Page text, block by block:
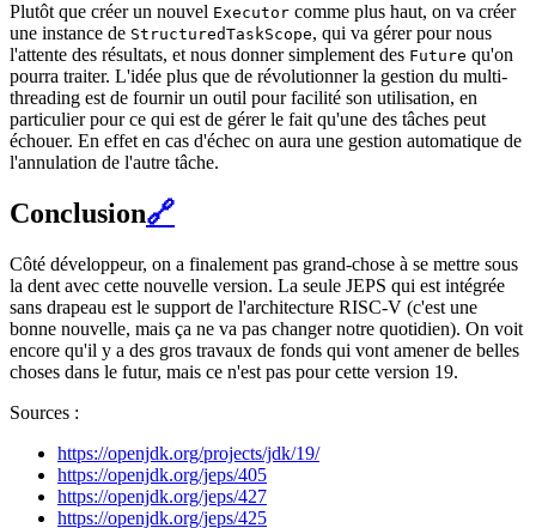
Plutôt que créer un nouvel Executor comme plus haut, on va créer
une instance de StructuredTaskScope, qui va gérer pour nous
l'attente des résultats, et nous donner simplement des Future qu'on
pourra traiter. L'idée plus que de révolutionner la gestion du multi-
threading est de fournir un outil pour facilité son utilisation, en
particulier pour ce qui est de gérer le fait qu'une des tâches peut
échouer. En effet en cas d'échec on aura une gestion automatique de
l'annulation de l'autre tâche.
Conclusion🔗
Côté développeur, on a finalement pas grand-chose à se mettre sous
la dent avec cette nouvelle version. La seule JEPS qui est intégrée
sans drapeau est le support de l'architecture RISC-V (c'est une
bonne nouvelle, mais ça ne va pas changer notre quotidien). On voit
encore qu'il y a des gros travaux de fonds qui vont amener de belles
choses dans le futur, mais ce n'est pas pour cette version 19.
Sources :
https://openjdk.org/projects/jdk/19/
https://openjdk.org/jeps/405
https://openjdk.org/jeps/427
https://openjdk.org/jeps/425